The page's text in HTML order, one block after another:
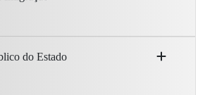
do Estado